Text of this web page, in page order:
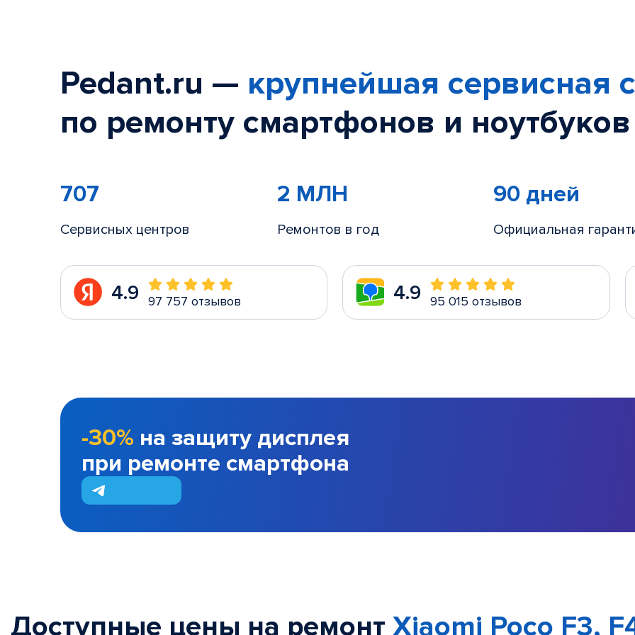
Pedant.ru — крупнейшая сервисная
по ремонту смартфонов и
707
Сервисных центров
2 МЛН
Ремонтов в год
90 дней
Официальная
4.9 97 757 отзывов 4.9 95 015 отзывов
-30% на защиту дисплея
при ремонте смартфона
Доступные цены на ремонт Xiaomi Poco F3,